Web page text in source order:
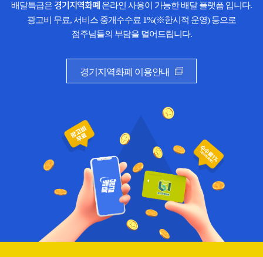
배달특급은 경기지역화폐 온라인 사용이 가능한 배달 플랫폼 입니다.
광고비 무료, 서비스 중개수수료 1%(※한시적 운영) 등으로
점주님들의 부담을 덜어드립니다.
경기지역화폐 이용안내